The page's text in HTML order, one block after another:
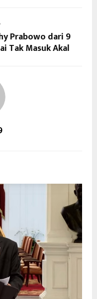
Prabowo dari 9
Tak Masuk Akal